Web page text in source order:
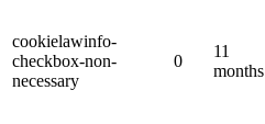
cookielawinfo-
checkbox-non-
necessary
0
11
months